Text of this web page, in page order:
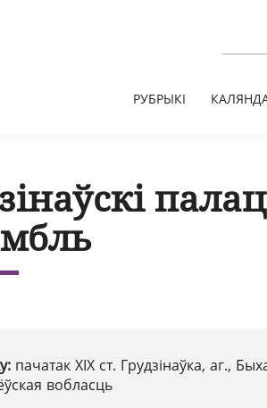
РУБРЫКІ
пачатак ХІХ ст. Грудзінаўка, аг.,
вобласць